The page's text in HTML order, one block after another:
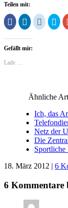
Teilen mit:
Klick,
um
Facebook
teilen
in
neuem
Klick,
um
LinkedIn
teilen
Klick,
um um
Gefällt mir:
Lade …
Ähnliche
Ich, das
Netz der
Die
Sportliche
18. März 2012 | 6
6 Kommentare